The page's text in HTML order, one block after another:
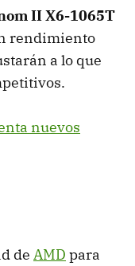
II X6-1065T
rendimiento
a lo que
nuevos
de AMD para